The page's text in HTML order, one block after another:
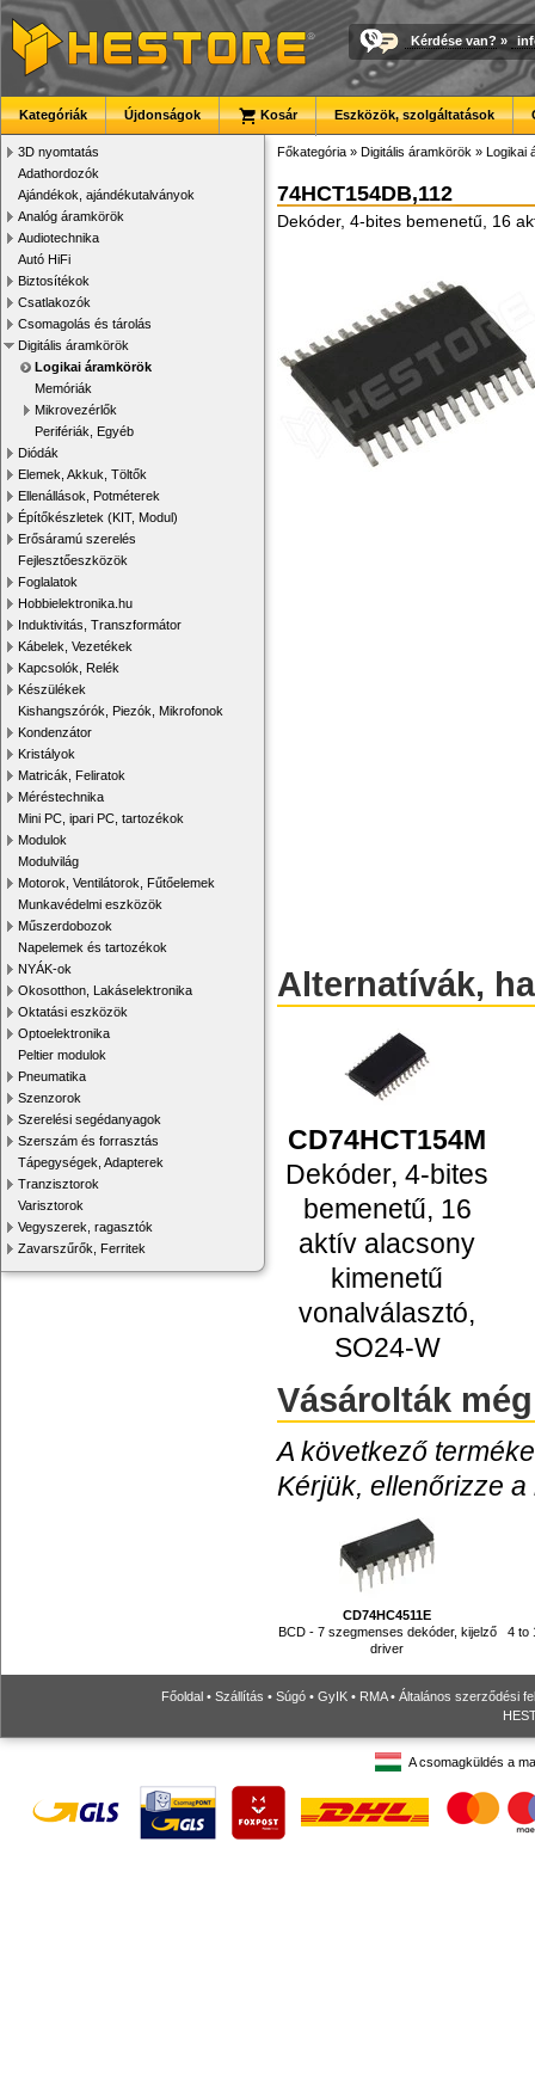
Kérdése van? »
Kategóriák Újdonságok Kosár Eszközök, szolgáltatások
3D nyomtatás
Adathordozók
Ajándékok, ajándékutalványok
Analóg áramkörök
Audiotechnika
Autó HiFi
Biztosítékok
Csatlakozók
Csomagolás és tárolás
Digitális áramkörök
Logikai áramkörök
Memóriák
Mikrovezérlők
Perifériák, Egyéb
Diódák
Elemek, Akkuk, Töltők
Ellenállások, Potméterek
Építőkészletek (KIT, Modul)
Erősáramú szerelés
Fejlesztőeszközök
Foglalatok
Hobbielektronika.hu
Induktivitás, Transzformátor
Kábelek, Vezetékek
Kapcsolók, Relék
Készülékek
Kishangszórók, Piezók, Mikrofonok
Kondenzátor
Kristályok
Matricák, Feliratok
Méréstechnika
Mini PC, ipari PC, tartozékok
Modulok
Modulvilág
Motorok, Ventilátorok, Fűtőelemek
Munkavédelmi eszközök
Műszerdobozok
Napelemek és tartozékok
NYÁK-ok
Okosotthon, Lakáselektronika
Oktatási eszközök
Optoelektronika
Peltier modulok
Pneumatika
Szenzorok
Szerelési segédanyagok
Szerszám és forrasztás
Tápegységek, Adapterek
Tranzisztorok
Varisztorok
Vegyszerek, ragasztók
Zavarszűrők, Ferritek
Főkategória » Digitális áramkörök » Logikai
74HCT154DB,112
Dekóder, 4-bites bemenetű, 16
Alternatívák,
CD74HCT154M
Dekóder, 4-bites
bemenetű, 16
aktív alacsony
kimenetű
vonalválasztó,
SO24-W
Vásárolták még
A következő
Kérjük, ellenőrizze
CD74HC4511E
BCD - 7 szegmenses dekóder, kijelző
driver
4 to
Főoldal • Szállítás • Súgó • GyIK • RMA• Általános szerződési
A csomagküldés a